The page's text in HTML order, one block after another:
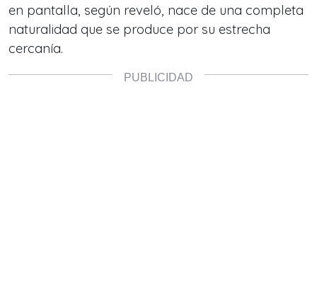
en pantalla, según reveló, nace de una completa
naturalidad que se produce por su estrecha
cercanía.